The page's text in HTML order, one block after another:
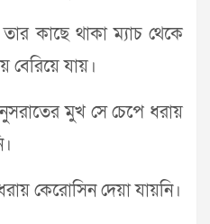
কাছে থাকা ম্যাচ থেকে
বেরিয়ে যায়।
মুখ সে চেপে ধরায়
কেরোসিন দেয়া যায়নি।